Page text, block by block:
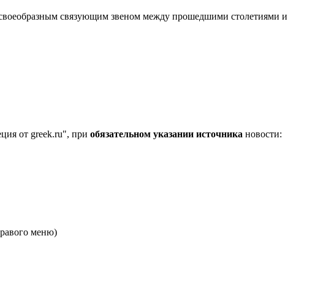
связующим звеном между прошедшими столетиями и
от greek.ru", при обязательном указании источника новости:
меню)